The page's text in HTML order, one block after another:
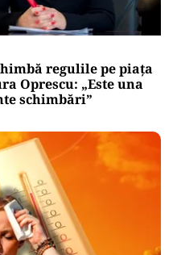
regulile pe piața
Oprescu: „Este una
schimbări”